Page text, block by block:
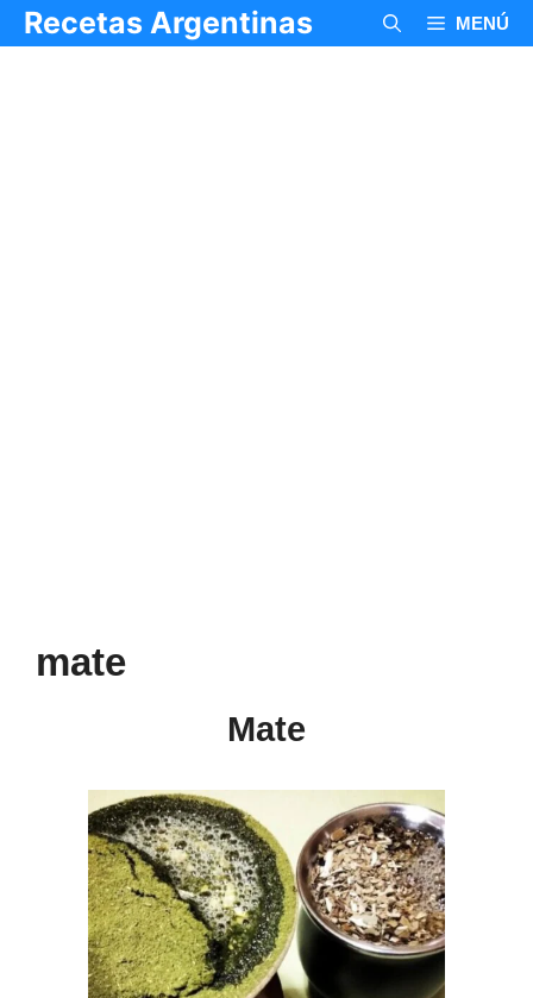
Saltar
al
Recetas Argentinas MENÚ
mate
Mate